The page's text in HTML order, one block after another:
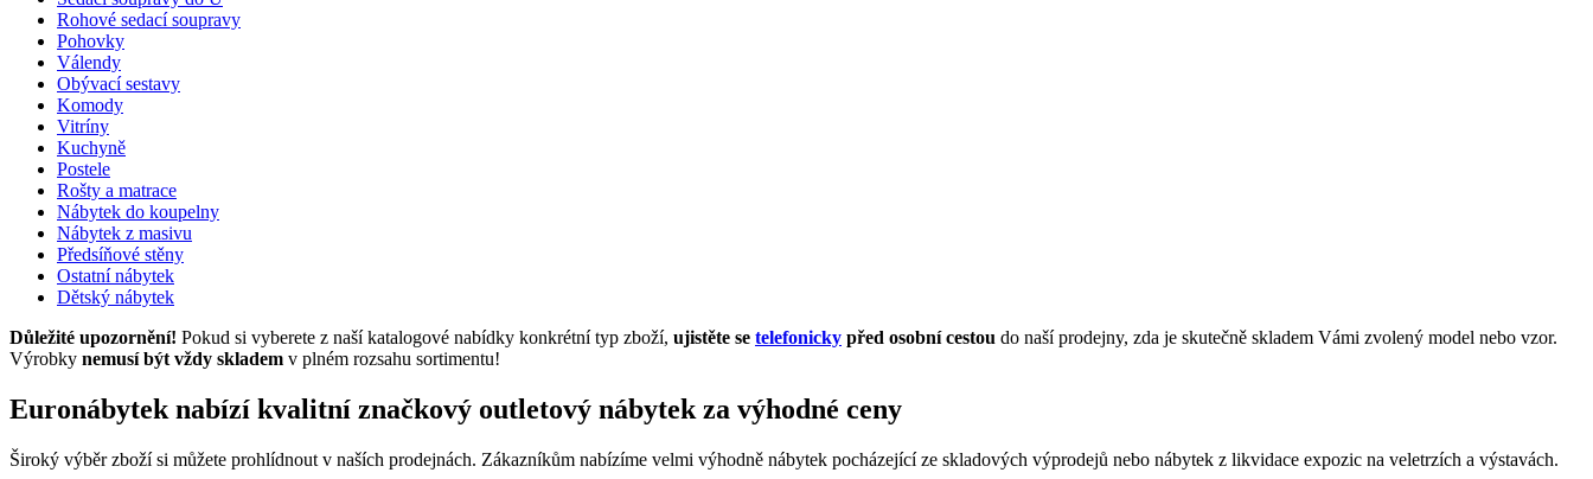
Rohové sedací soupravy
Pohovky
Válendy
Obývací sestavy
Komody
Vitríny
Kuchyně
Postele
Rošty a matrace
Nábytek do koupelny
Nábytek z masivu
Předsíňové stěny
Ostatní nábytek
Dětský nábytek
Důležité upozornění! Pokud si vyberete z naší katalogové nabídky konkrétní typ zboží, ujistěte se telefonicky před osobní cestou do naší prodejny, zda je skutečně skladem Vámi zvolený model nebo vzor.
Výrobky nemusí být vždy skladem v plném rozsahu sortimentu!
Euronábytek nabízí kvalitní značkový outletový nábytek za výhodné ceny
Široký výběr zboží si můžete prohlídnout v naších prodejnách. Zákazníkům nabízíme velmi výhodně nábytek pocházející ze skladových výprodejů nebo nábytek z likvidace expozic na veletrzích a výstavách.